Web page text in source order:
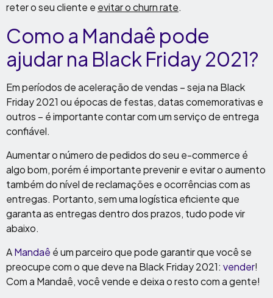
reter o seu cliente e evitar o churn rate.
Como a Mandaê pode
ajudar na Black Friday 2021?
Em períodos de aceleração de vendas – seja na Black
Friday 2021 ou épocas de festas, datas comemorativas e
outros – é importante contar com um serviço de entrega
confiável.
Aumentar o número de pedidos do seu e-commerce é
algo bom, porém é importante prevenir e evitar o aumento
também do nível de reclamações e ocorrências com as
entregas. Portanto, sem uma logística eficiente que
garanta as entregas dentro dos prazos, tudo pode vir
abaixo.
AMandaê é um parceiro que pode garantir que você se
preocupe com o que deve na Black Friday 2021: vender!
Com a Mandaê, você vende e deixa o resto com a gente!